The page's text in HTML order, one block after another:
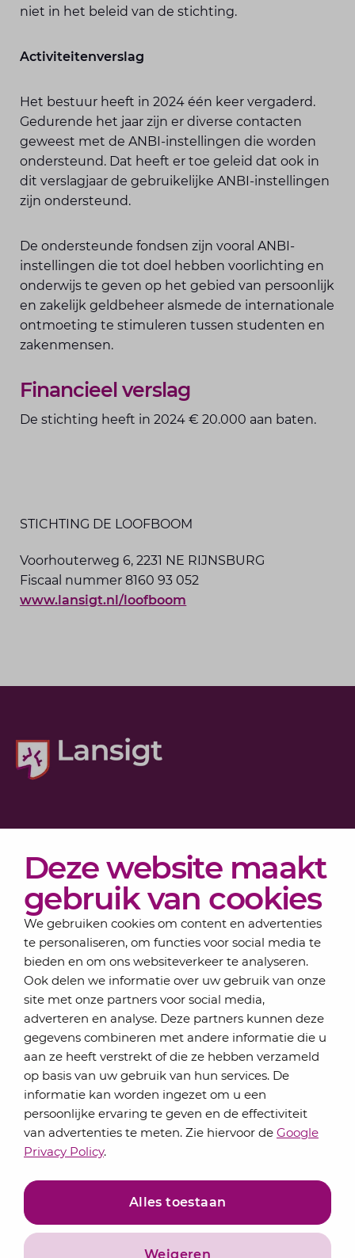
Deze website maakt
gebruik van cookies
We gebruiken cookies om content en advertenties
te personaliseren, om functies voor social media te
bieden en om ons websiteverkeer te analyseren.
Ook delen we informatie over uw gebruik van onze
site met onze partners voor social media,
adverteren en analyse. Deze partners kunnen deze
gegevens combineren met andere informatie die u
aan ze heeft verstrekt of die ze hebben verzameld
op basis van uw gebruik van hun services. De
informatie kan worden ingezet om u een
persoonlijke ervaring te geven en de effectiviteit
van advertenties te meten. Zie hiervoor de Google
Privacy Policy.
Alles toestaan
Weigeren
niet in het beleid van de stichting.
Activiteitenverslag
Het bestuur heeft in 2024 één keer vergaderd.
Gedurende het jaar zijn er diverse contacten
geweest met de ANBI-instellingen die worden
ondersteund. Dat heeft er toe geleid dat ook in
dit verslagjaar de gebruikelijke ANBI-instellingen
zijn ondersteund.
De ondersteunde fondsen zijn vooral ANBI-
instellingen die tot doel hebben voorlichting en
onderwijs te geven op het gebied van persoonlijk
en zakelijk geldbeheer alsmede de internationale
ontmoeting te stimuleren tussen studenten en
zakenmensen.
Financieel verslag
De stichting heeft in 2024 € 20.000 aan baten.
STICHTING DE LOOFBOOM
Voorhouterweg 6, 2231 NE RIJNSBURG
Fiscaal nummer 8160 93 052
www.lansigt.nl/loofboom
Actueel
Over Lansigt
Contact
Schrijf je in voor onze nieuwsbrief
Elke maand bundelen de adviseurs van Lansigt in
de eSigt het nieuws.
Jouw emailadres
Inschrijven